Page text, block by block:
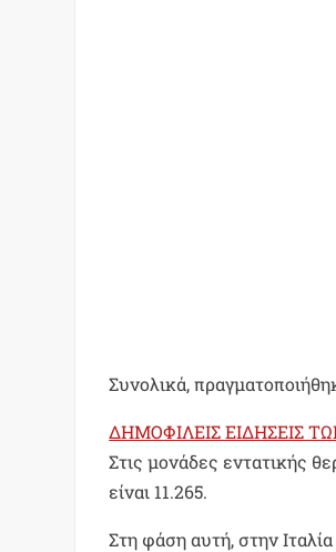
Συνολικά,
ΔΗΜΟΦΙΛΕΙΣ ΕΙΔΗΣΕΙΣ
Στις μονάδες εντατικής
είναι 11.265.
Στη φάση αυτή, στην